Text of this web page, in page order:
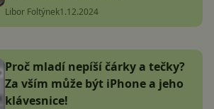
Libor Foltýnek1.12.2024
Proč mladí nepíší čárky a tečky?
Za vším může být iPhone a jeho
klávesnice!